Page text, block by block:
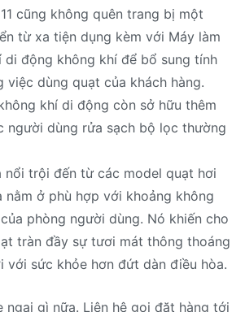
cũng không quên trang bị một
từ xa tiện dụng kèm với Máy làm
di động không khí để bổ sung tính
việc dùng quạt của khách hàng.
khí di động còn sở hữu thêm
người dùng rửa sạch bộ lọc thường
nổi trội đến từ các model quạt hơi
nằm ở phù hợp với khoảng không
phòng người dùng. Nó khiến cho
tràn đầy sự tươi mát thông thoáng
với sức khỏe hơn đứt dàn điều hòa.
ngại gì nữa. Liên hệ gọi đặt hàng tới